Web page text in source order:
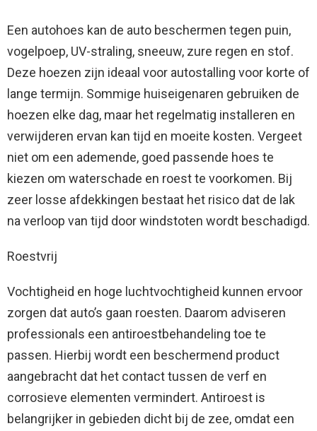
Een autohoes kan de auto beschermen tegen puin,
vogelpoep, UV-straling, sneeuw, zure regen en stof.
Deze hoezen zijn ideaal voor autostalling voor korte of
lange termijn. Sommige huiseigenaren gebruiken de
hoezen elke dag, maar het regelmatig installeren en
verwijderen ervan kan tijd en moeite kosten. Vergeet
niet om een ​​ademende, goed passende hoes te
kiezen om waterschade en roest te voorkomen. Bij
zeer losse afdekkingen bestaat het risico dat de lak
na verloop van tijd door windstoten wordt beschadigd.
Roestvrij
Vochtigheid en hoge luchtvochtigheid kunnen ervoor
zorgen dat auto’s gaan roesten. Daarom adviseren
professionals een antiroestbehandeling toe te
passen. Hierbij wordt een beschermend product
aangebracht dat het contact tussen de verf en
corrosieve elementen vermindert. Antiroest is
belangrijker in gebieden dicht bij de zee, omdat een